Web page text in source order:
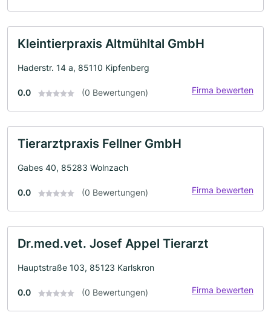
Kleintierpraxis Altmühltal GmbH
Haderstr. 14 a, 85110 Kipfenberg
0.0 (0 Bewertungen) Firma bewerten
Tierarztpraxis Fellner GmbH
Gabes 40, 85283 Wolnzach
0.0 (0 Bewertungen) Firma bewerten
Dr.med.vet. Josef Appel Tierarzt
Hauptstraße 103, 85123 Karlskron
0.0 (0 Bewertungen) Firma bewerten